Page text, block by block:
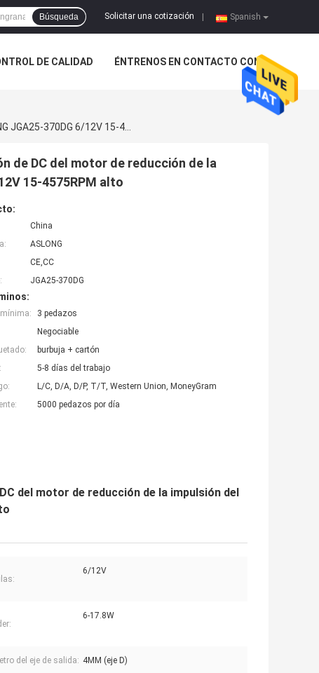
Spanish
Solicitar una cotización
Búsqueda
DE CALIDAD ÉNTRENOS EN CONTACTO CON
de DC del motor de reducción de la
15-4575RPM alto
China
ASLONG
CE,CC
JGA25-370DG
3 pedazos
Negociable
burbuja + cartón
5-8 días del trabajo
L/C, D/A, D/P, T/T, Western Union, MoneyGram
5000 pedazos por día
del motor de reducción de la impulsión del
6/12V
6-17.8W
del eje de salida: 4MM (eje D)